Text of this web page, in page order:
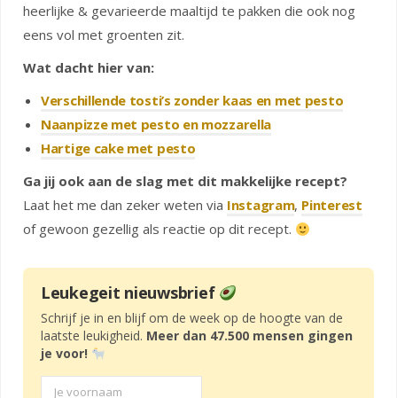
heerlijke & gevarieerde maaltijd te pakken die ook nog
eens vol met groenten zit.
Wat dacht hier van:
Verschillende tosti’s zonder kaas en met pesto
Naanpizze met pesto en mozzarella
Hartige cake met pesto
Ga jij ook aan de slag met dit makkelijke recept?
Laat het me dan zeker weten via Instagram, Pinterest
of gewoon gezellig als reactie op dit recept.
Leukegeit nieuwsbrief
Schrijf je in en blijf om de week op de hoogte van de
laatste leukigheid. Meer dan 47.500 mensen gingen
je voor!